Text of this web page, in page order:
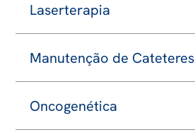
Laserterapia
Manutenção de Cateteres
Oncogenética